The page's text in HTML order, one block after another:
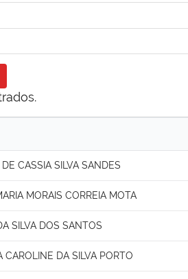
CASSIA SILVA SANDES
MORAIS CORREIA MOTA
SILVA DOS SANTOS
CAROLINE DA SILVA PORTO